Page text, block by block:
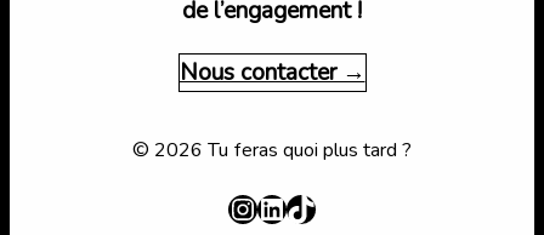
de l’engagement !
Nous contacter →
© 2026 Tu feras quoi plus tard ?
Instagram
LinkedIn
TikTok